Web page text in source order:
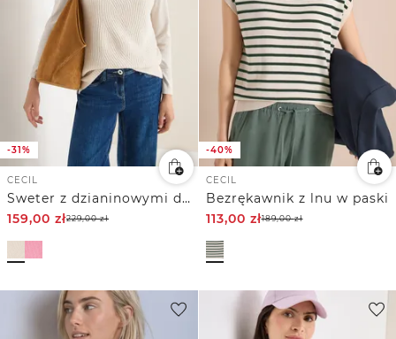
-31%
CECIL
Sweter z dzianinowymi detalami
159,00 zł229,00zł
-40%
CECIL
Bezrękawnik z lnu w paski
113,00 zł189,00zł